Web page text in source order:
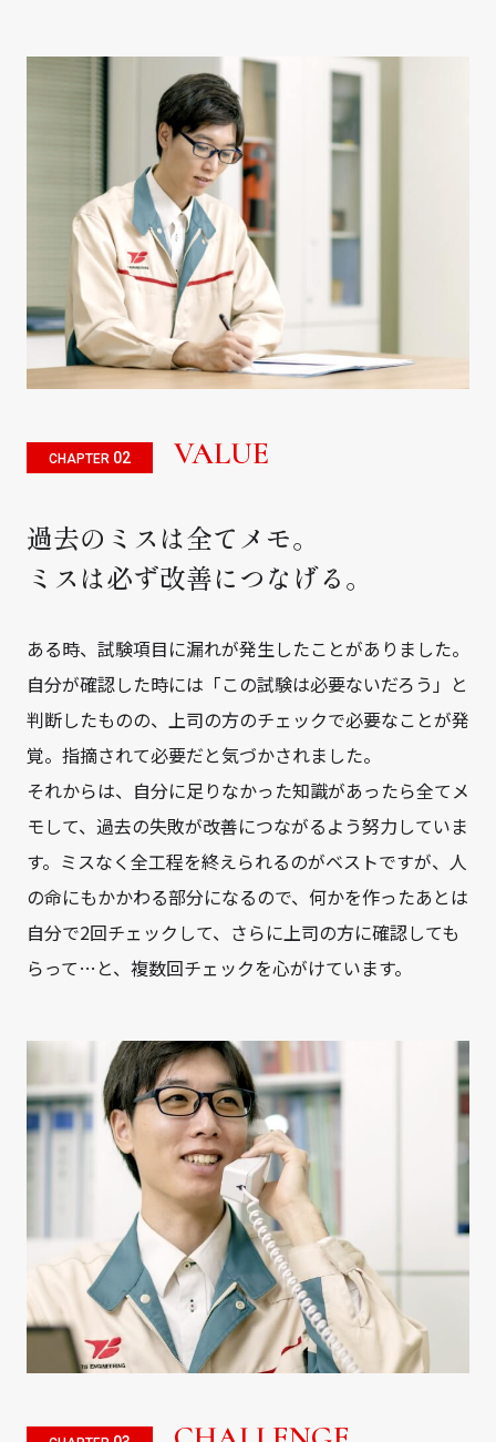
CHAPTER 02 VALUE
過去のミスは全てメモ。
ミスは必ず改善につなげる。
ある時、試験項目に漏れが発生したことがありました。
自分が確認した時には「この試験は必要ないだろう」と
判断したものの、上司の方のチェックで必要なことが発
覚。指摘されて必要だと気づかされました。
それからは、自分に足りなかった知識があったら全てメ
モして、過去の失敗が改善につながるよう努力していま
す。ミスなく全工程を終えられるのがベストですが、人
の命にもかかわる部分になるので、何かを作ったあとは
自分で2回チェックして、さらに上司の方に確認しても
らって…と、複数回チェックを心がけています。